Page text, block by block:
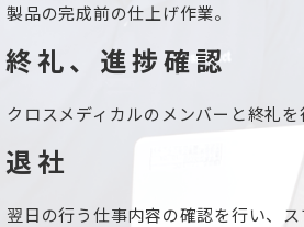
製品の完成前の仕上げ作業。
終礼、進捗確認
クロスメディカルのメンバーと終礼
退社
翌日の行う仕事内容の確認を行い、